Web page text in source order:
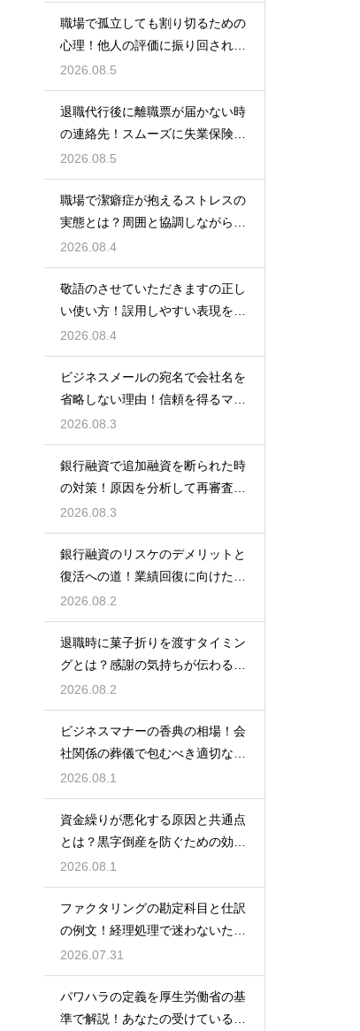
職場で孤立しても割り切るための
心理！他人の評価に振り回されな
いための術
2026.08.5
退職代行後に離職票が届かない時
の連絡先！スムーズに失業保険を
もらう術
2026.08.5
職場で潔癖症が抱えるストレスの
実態とは？周囲と協調しながら快
適に働く術
2026.08.4
敬語のさせていただきますの正し
い使い方！誤用しやすい表現を理
解する術
2026.08.4
ビジネスメールの宛名で会社名を
省略しない理由！信頼を得るマナ
ー
2026.08.3
銀行融資で追加融資を断られた時
の対策！原因を分析して再審査を
狙う
2026.08.3
銀行融資のリスケのデメリットと
復活への道！業績回復に向けた事
業計画
2026.08.2
退職時に菓子折りを渡すタイミン
グとは？感謝の気持ちが伝わる正
しいマナー
2026.08.2
ビジネスマナーの香典の相場！会
社関係の葬儀で包むべき適切な金
額の目安
2026.08.1
資金繰りが悪化する原因と共通点
とは？黒字倒産を防ぐための効果
的な対策
2026.08.1
ファクタリングの勘定科目と仕訳
の例文！経理処理で迷わないため
の知識
2026.07.31
パワハラの定義を厚生労働省の基
準で解説！あなたの受けている行